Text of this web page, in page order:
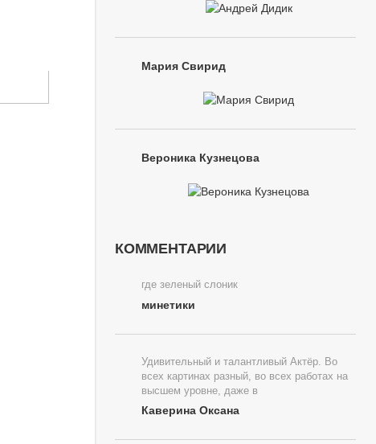
Мария Свирид
Вероника Кузнецова
КОММЕНТАРИИ
где зеленый слоник
минетики
Удивительный и талантливый Актёр. Во
всех картинах разный, во всех работах на
высшем уровне, даже в
Каверина Оксана